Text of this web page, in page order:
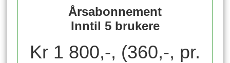
Årsabonnement
Inntil 5 brukere
Kr 1 800,-, (360,-, pr.